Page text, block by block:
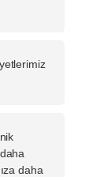
daha